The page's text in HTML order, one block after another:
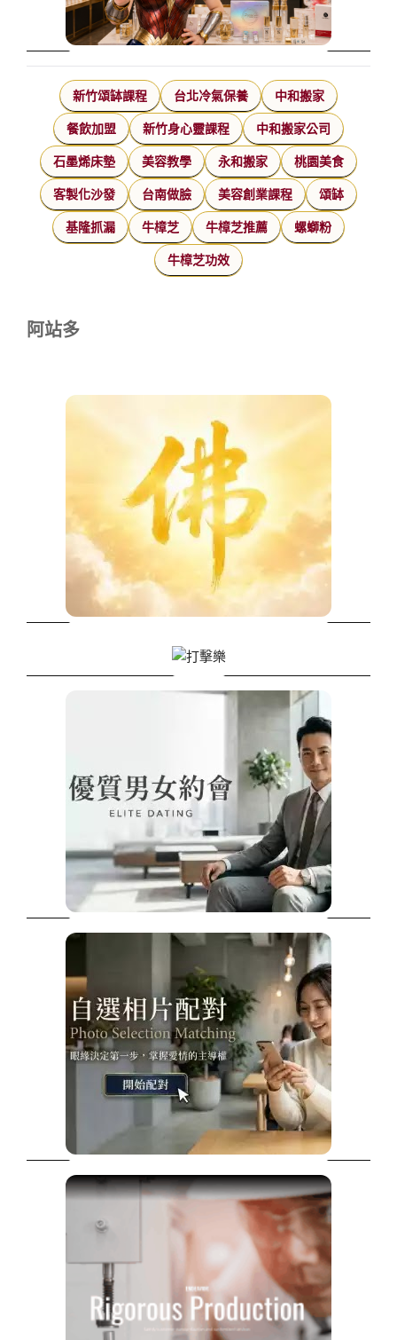
新竹頌缽課程 台北冷氣保養 中和搬家
餐飲加盟 新竹身心靈課程 中和搬家公司
石墨烯床墊 美容教學 永和搬家 桃園美食
客製化沙發 台南做臉 美容創業課程 頌缽
基隆抓漏 牛樟芝 牛樟芝推薦 螺螄粉
牛樟芝功效
阿站多